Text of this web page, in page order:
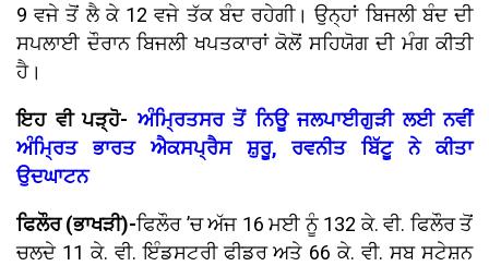
9 ਵਜੇ ਤੋਂ ਲੈ ਕੇ 12 ਵਜੇ ਤੱਕ ਬੰਦ ਰਹੇਗੀ। ਉਨ੍ਹਾਂ ਬਿਜਲੀ ਬੰਦ ਦੀ
ਸਪਲਾਈ ਦੌਰਾਨ ਬਿਜਲੀ ਖਪਤਕਾਰਾਂ ਕੋਲੋਂ ਸਹਿਯੋਗ ਦੀ ਮੰਗ ਕੀਤੀ
ਹੈ।
ਇਹ ਵੀ ਪੜ੍ਹੋ-ਅੰਮ੍ਰਿਤਸਰ ਤੋਂ ਨਿਊ ਜਲਪਾਈਗੁੜੀ ਲਈ ਨਵੀਂ
ਅੰਮ੍ਰਿਤ ਭਾਰਤ ਐਕਸਪ੍ਰੈਸ ਸ਼ੁਰੂ, ਰਵਨੀਤ ਬਿੱਟੂ ਨੇ ਕੀਤਾ
ਉਦਘਾਟਨ
ਫਿਲੌਰ (ਭਾਖੜੀ)-ਫਿਲੌਰ ’ਚ ਅੱਜ 16 ਮਈ ਨੂੰ 132 ਕੇ. ਵੀ. ਫਿਲੌਰ ਤੋਂ
ਚਲਦੇ 11 ਕੇ. ਵੀ. ਇੰਡਸਟਰੀ ਫੀਡਰ ਅਤੇ 66 ਕੇ. ਵੀ. ਸਬ ਸਟੇਸ਼ਨ